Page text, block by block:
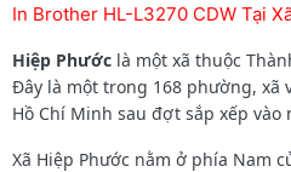
In Brother HL-L3270 CDW Tại
Hiệp Phước là một xã thuộc
Đây là một trong 168 phường, xã
Hồ Chí Minh sau đợt sắp xếp vào
Xã Hiệp Phước nằm ở phía Nam